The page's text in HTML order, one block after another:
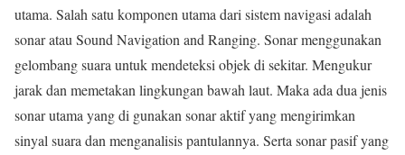
utama. Salah satu komponen utama dari sistem navigasi adalah
sonar atau Sound Navigation and Ranging. Sonar menggunakan
gelombang suara untuk mendeteksi objek di sekitar. Mengukur
jarak dan memetakan lingkungan bawah laut. Maka ada dua jenis
sonar utama yang di gunakan sonar aktif yang mengirimkan
sinyal suara dan menganalisis pantulannya. Serta sonar pasif yang